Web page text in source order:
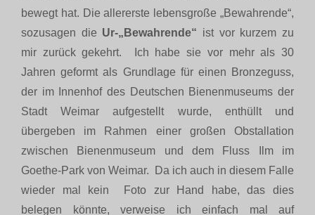
bewegt hat. Die allererste lebensgroße „Bewahrende“,
sozusagen die Ur-„Bewahrende“ ist vor kurzem zu
mir zurück gekehrt. Ich habe sie vor mehr als 30
Jahren geformt als Grundlage für einen Bronzeguss,
der im Innenhof des Deutschen Bienenmuseums der
Stadt Weimar aufgestellt wurde, enthüllt und
übergeben im Rahmen einer großen Obstallation
zwischen Bienenmuseum und dem Fluss Ilm im
Goethe-Park von Weimar. Da ich auch in diesem Falle
wieder mal kein Foto zur Hand habe, das dies
belegen könnte, verweise ich einfach mal auf